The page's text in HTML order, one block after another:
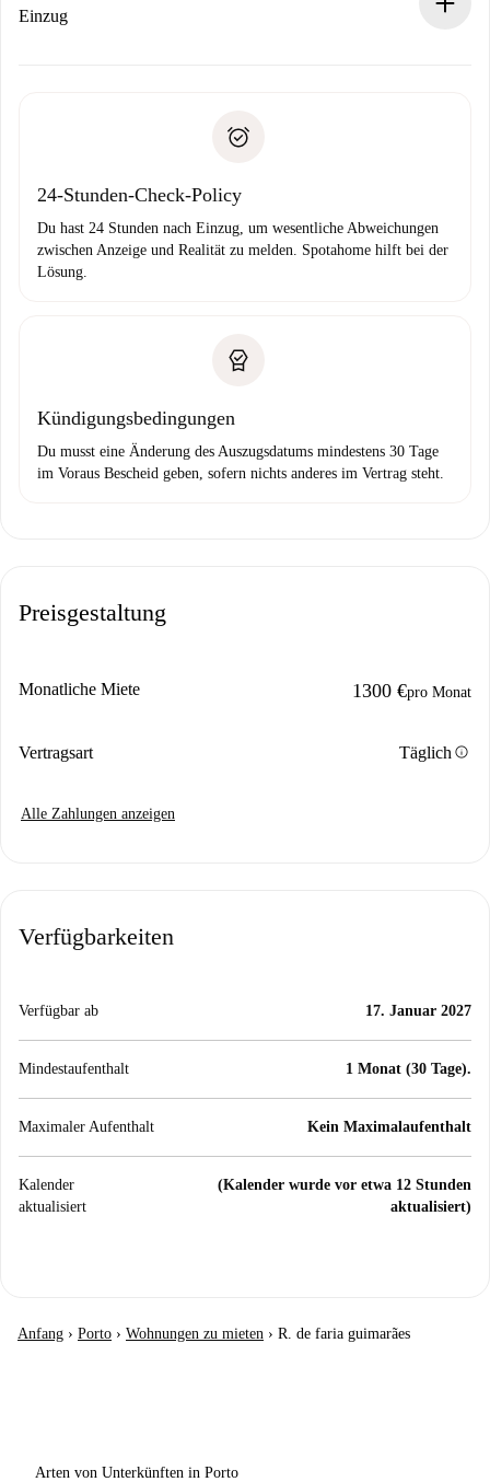
Wenn der Vermieter ablehnen muss, entstehen keine
Einzug
24-Stunden-Check-Policy
Du hast 24 Stunden nach Einzug, um wesentliche Abweichungen
zwischen Anzeige und Realität zu melden. Spotahome hilft bei der
Lösung.
Kündigungsbedingungen
Du musst eine Änderung des Auszugsdatums mindestens 30 Tage
im Voraus Bescheid geben, sofern nichts anderes im Vertrag steht.
Preisgestaltung
Monatliche Miete 1300 €pro Monat
Vertragsart Täglich info
Alle Zahlungen anzeigen
Verfügbarkeiten
Verfügbar ab 17. Januar 2027
Mindestaufenthalt 1 Monat (30 Tage).
Maximaler Aufenthalt Kein Maximalaufenthalt
Kalender
aktualisiert
(Kalender wurde vor etwa 12 Stunden
aktualisiert)
Anfang › Porto › Wohnungen zu mieten › R. de faria guimarães
Arten von Unterkünften in Porto